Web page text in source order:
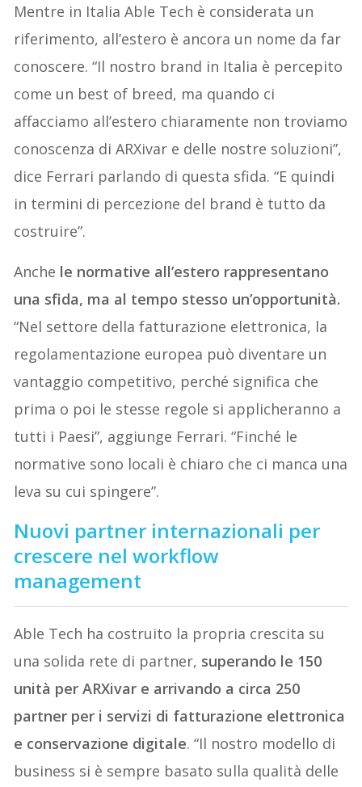
Mentre in Italia Able Tech è considerata un
riferimento, all’estero è ancora un nome da far
conoscere. “Il nostro brand in Italia è percepito
come un best of breed, ma quando ci
affacciamo all’estero chiaramente non troviamo
conoscenza di ARXivar e delle nostre soluzioni”,
dice Ferrari parlando di questa sfida. “E quindi
in termini di percezione del brand è tutto da
costruire”.
Anche le normative all’estero rappresentano
una sfida, ma al tempo stesso un’opportunità.
“Nel settore della fatturazione elettronica, la
regolamentazione europea può diventare un
vantaggio competitivo, perché significa che
prima o poi le stesse regole si applicheranno a
tutti i Paesi”, aggiunge Ferrari. “Finché le
normative sono locali è chiaro che ci manca una
leva su cui spingere”.
Nuovi partner internazionali per
crescere nel workflow
management
Able Tech ha costruito la propria crescita su
una solida rete di partner, superando le 150
unità per ARXivar e arrivando a circa 250
partner per i servizi di fatturazione elettronica
e conservazione digitale. “Il nostro modello di
business si è sempre basato sulla qualità delle